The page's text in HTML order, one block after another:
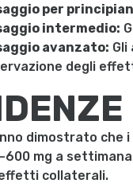
per
intermedio:
avanzato:
degli
dimostrato che
600 mg a
collaterali.